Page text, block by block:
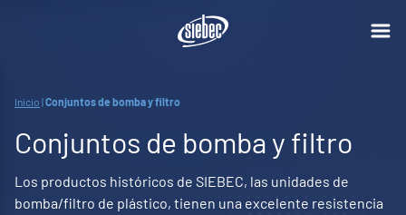
Inicio |Conjuntos de bomba y filtro
Conjuntos de bomba y filtro
Los productos históricos de SIEBEC, las unidades de
bomba/filtro de plástico, tienen una excelente resistencia